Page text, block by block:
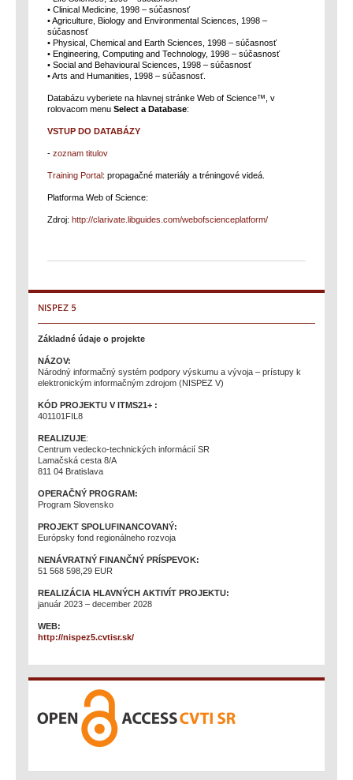
• Clinical Medicine, 1998 – súčasnosť
• Agriculture, Biology and Environmental Sciences, 1998 –
súčasnosť
• Physical, Chemical and Earth Sciences, 1998 – súčasnosť
• Engineering, Computing and Technology, 1998 – súčasnosť
• Social and Behavioural Sciences, 1998 – súčasnosť
• Arts and Humanities, 1998 – súčasnosť.
Databázu vyberiete na hlavnej stránke Web of Science™, v
rolovacom menu Select a Database:
VSTUP DO DATABÁZY
- zoznam titulov
Training Portal: propagačné materiály a tréningové videá.
Platforma Web of Science:
Zdroj: http://clarivate.libguides.com/webofscienceplatform/
NISPEZ 5
Základné údaje o projekte
NÁZOV:
Národný informačný systém podpory výskumu a vývoja – prístupy k
elektronickým informačným zdrojom (NISPEZ V)
KÓD PROJEKTU V ITMS21+ :
401101FIL8
REALIZUJE:
Centrum vedecko-technických informácií SR
Lamačská cesta 8/A
811 04 Bratislava
OPERAČNÝ PROGRAM:
Program Slovensko
PROJEKT SPOLUFINANCOVANÝ:
Európsky fond regionálneho rozvoja
NENÁVRATNÝ FINANČNÝ PRÍSPEVOK:
51 568 598,29 EUR
REALIZÁCIA HLAVNÝCH AKTIVÍT PROJEKTU:
január 2023 – december 2028
WEB:
http://nispez5.cvtisr.sk/